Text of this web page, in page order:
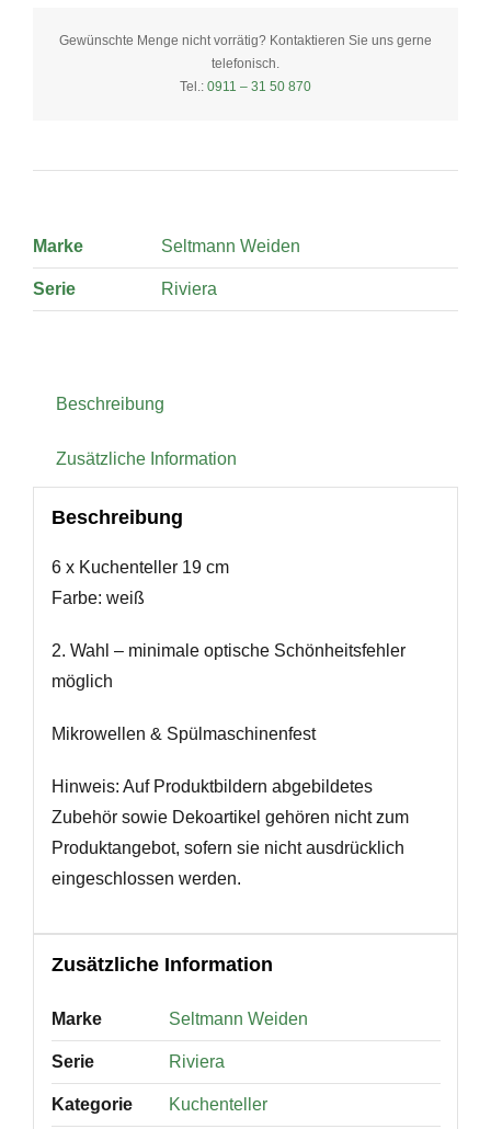
Kuchenteller
Gewünschte Menge nicht vorrätig? Kontaktieren Sie uns gerne
telefonisch.
Tel.: 0911 – 31 50 870
Marke Seltmann Weiden
Serie Riviera
Beschreibung
Zusätzliche Information
Beschreibung
6 x Kuchenteller 19 cm
Farbe: weiß
2. Wahl – minimale optische Schönheitsfehler
möglich
Mikrowellen & Spülmaschinenfest
Hinweis: Auf Produktbildern abgebildetes
Zubehör sowie Dekoartikel gehören nicht zum
Produktangebot, sofern sie nicht ausdrücklich
eingeschlossen werden.
Zusätzliche Information
Marke Seltmann Weiden
Serie Riviera
Kategorie Kuchenteller